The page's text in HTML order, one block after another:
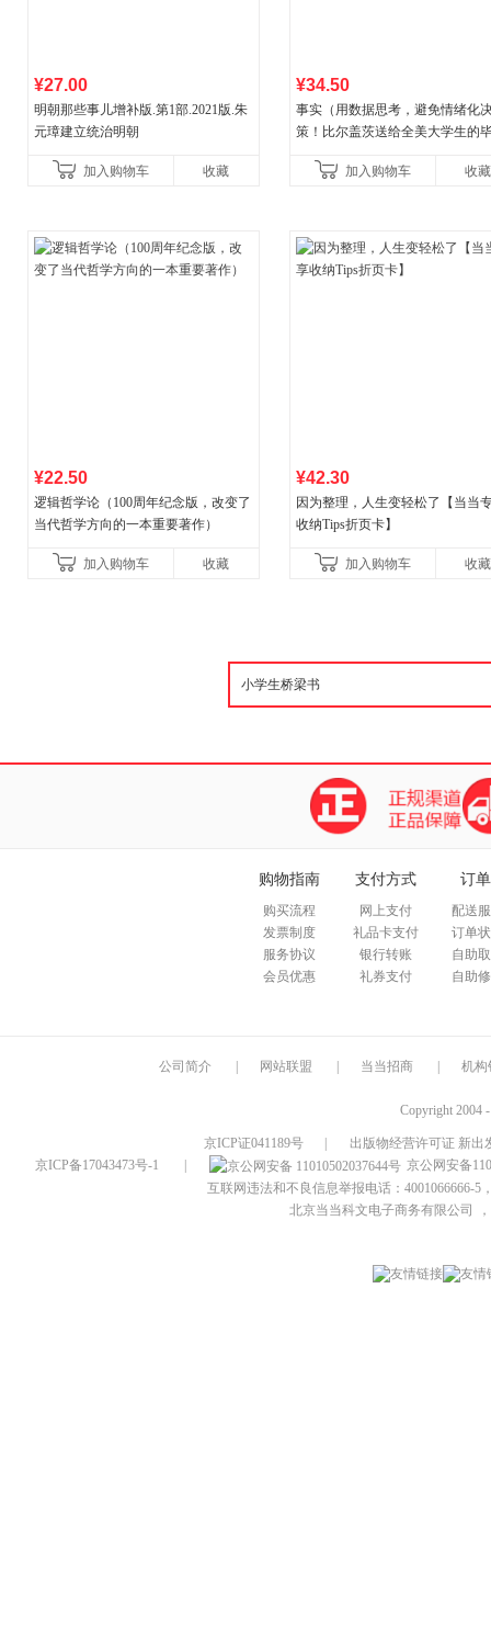
¥27.00
明朝那些事儿增补版.第1部.2021版.朱
元璋建立统治明朝
加入购物车 收藏
¥34.50
事实（用数据思考，避免情绪化
策！比尔盖茨送给全美大学生的
书！）读客经管文库
加入购物车 收藏
¥22.50
逻辑哲学论（100周年纪念版，改变了
当代哲学方向的一本重要著作）
加入购物车 收藏
¥42.30
因为整理，人生变轻松了【当当
收纳Tips折页卡】
加入购物车 收藏
购物指南
购买流程
发票制度
服务协议
会员优惠
支付方式
网上支付
礼品卡支付
银行转账
礼券支付
订
配送
订单
自助
自助
公司简介 网站联盟 当当招商 机构
Copyright 2004
京ICP证041189号
出版物经营许可证 新出
京ICP备17043473号-1
京公网安备
互联网违法和不良信息举报电话：4001066666-5
北京当当科文电子商务有限公司